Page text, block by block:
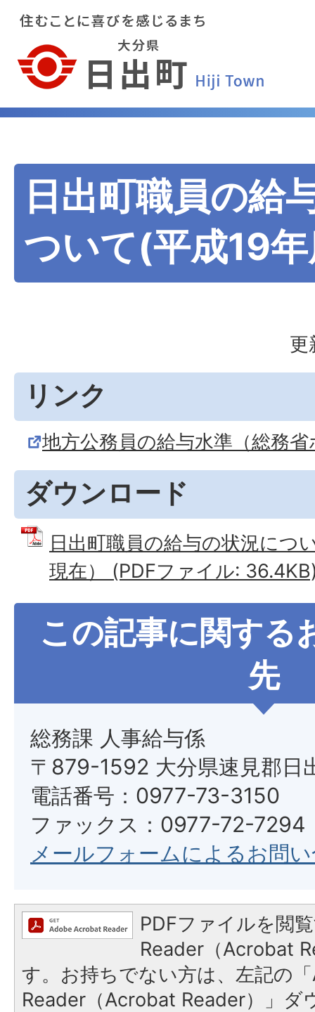
日出町職員の給
ついて(平成19
更
リンク
地方公務員の給与水準（総務
ダウンロード
日出町職員の給与の状況につ
現在） (PDFファイル:
この記事に関する
先
総務課 人事給与係
〒879-1592 大分県速見郡日
電話番号：0977-73-3150
ファックス：0977-72-7294
メールフォームによるお問
PDFファイルを閲
Reader（Acrobat
す。お持ちでない方は、左記の
Reader（Acrobat Reader）」ダ